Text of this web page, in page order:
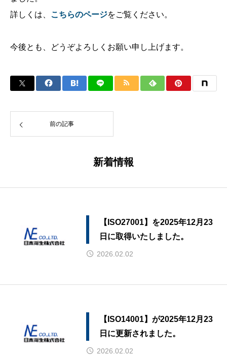
詳しくは、 こちらのページをご覧ください。
今後とも、どうぞよろしくお願い申し上げます。
前の記事
新着情報
【ISO27001】を2025年12月23
日に取得いたしました。
2026.02.02
【ISO14001】が2025年12月23
日に更新されました。
2026.02.02